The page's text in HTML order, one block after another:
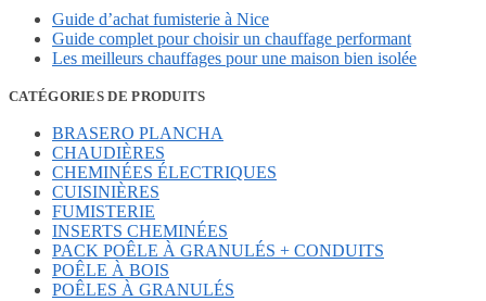
Guide d’achat fumisterie à Nice
Guide complet pour choisir un chauffage performant
Les meilleurs chauffages pour une maison bien isolée
CATÉGORIES DE PRODUITS
BRASERO PLANCHA
CHAUDIÈRES
CHEMINÉES ÉLECTRIQUES
CUISINIÈRES
FUMISTERIE
INSERTS CHEMINÉES
PACK POÊLE À GRANULÉS + CONDUITS
POÊLE À BOIS
POÊLES À GRANULÉS